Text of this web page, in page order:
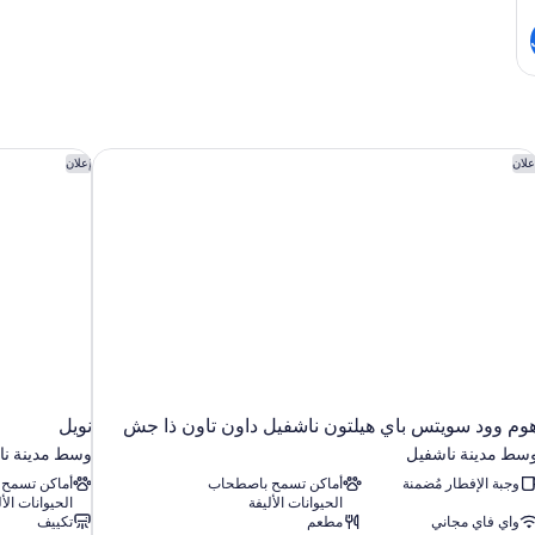
وود سويتس باي هيلتون ناشفيل داون تاون ذا جش
مدينة ناشفيل
وجبة الإفطار مُضمنة
أماكن تسمح باصطحاب
الحيوانات الأليفة
واي فاي مجاني
مطعم
وود سويتس باي هيلتون ناشفيل داون تاون ذا جش إعلان
نويل
وسط مدينة
أماكن
الحيوانات
تكييف
نويل